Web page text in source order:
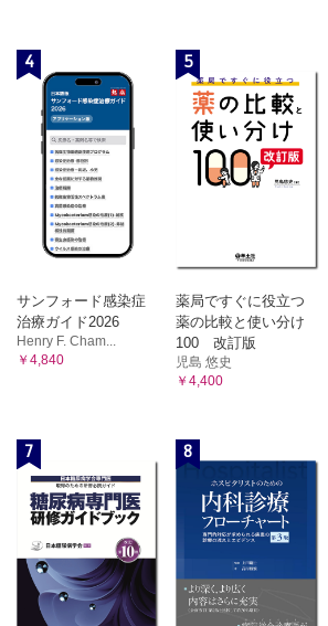
Question 13 痛みがとれないとき、1回に2
なるのかな？
Question 14 すぐに効かない痛み止めがあ
Question 15 トラムセット®は、痛み止め
けど、なぜ？
Question 16 ワルファリンをのんでいると
Question 17 納豆を禁食にしない抗凝固薬
ぜ？
Question 18 グレープフルーツジュースで
Question 19 医師から処方されるアスピリ
て購入できるアスピリンの量が違うのは
Question 20 骨粗鬆症の薬って「起きてす
ダメ」とか「30分間飲食は避ける」など
Question 23 かぜ様症状に注意する薬って
Question 24 目薬をさすと、充血や色素沈
なぜ？
Question 25 なぜ、湿布薬を使うときに日
Question 26 褥瘡の薬でパイナップル由
聞いたけど、ホント？
Question 27 がん薬物療法で悪心や嘔吐
4
サンフォード感染症
治療ガイド2026
Henry F. Cham...
￥4,840
5
薬局ですぐに役立つ
薬の比較と使い分け
100 改訂版
児島 悠史
￥4,400
7 8